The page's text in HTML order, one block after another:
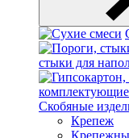
стыки для
Скобяные
Крепеж